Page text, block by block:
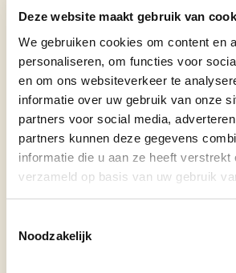
Deze website maakt gebruik van
We gebruiken cookies om content en
personaliseren, om functies voor
en om ons websiteverkeer te
informatie over uw gebruik van onze
partners voor social media,
partners kunnen deze gegevens
informatie die u aan ze heeft verstrekt
verzameld op basis van uw gebruik
Noodzakelijk
Mosterd
Noten
Sporen van Noten
Pinda's
Sporen van Pinda's
Schaaldieren
Sporen van Schaaldieren
Sporen van Selderij
Sesam
Sporen van Sesam
Burger van Waards rund met spek,
Moeke’s tip: ook lekker met Cheddar
KROKANTE KIPBURGER
Krokante kipburger, sla, tomaat, augurk,
pittige mayonaise